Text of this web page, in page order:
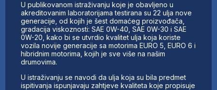
KONTAKT
U publikovanom istraživanju koje je obavljeno u
akreditovanim laboratorijama testirana su 22 ulja nove
generacije, od kojih je šest domaćeg proizvođača,
gradacija viskoznosti: SAE 0W-40, SAE 0W-30 i SAE
0W-20, kako bi se utvrdio kvalitet ulja koja koriste
vozila novije generacije sa motorima EURO 5, EURO 6 i
hibridnim motorima, kojih je sve više na našim
drumovima.
U istraživanju se navodi da ulja koja su bila predmet
ispitivanja ispunjavaju zahtjeve kvaliteta koje propisuje